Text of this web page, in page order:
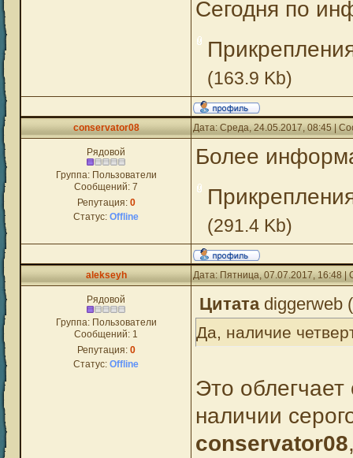
Сегодня по
(163.9 Kb)
conservator08 Дата: Среда, 24.05.2017, 08:45 |
Рядовой
Группа: Пользователи
Сообщений: 7
Репутация: 0
Статус: Offline
Более
(291.4 Kb)
alekseyh Дата: Пятница, 07.07.2017, 16:48
Рядовой
Группа: Пользователи
Сообщений: 1
Репутация: 0
Статус: Offline
Цитата diggerweb (
Да, наличие
Это
наличии
conservator08